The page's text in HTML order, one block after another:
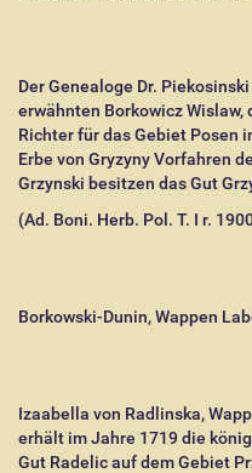
Der Genealoge Dr.
erwähnten Borkowicz Wislaw,
Richter für das Gebiet Posen
Erbe von Gryzyny Vorfahren
Grzynski besitzen das Gut
(Ad. Boni. Herb. Pol. T. I r.
Borkowski-Dunin, Wappen
Izaabella von Radlinska,
erhält im Jahre 1719 die
Gut Radelic auf dem Gebiet